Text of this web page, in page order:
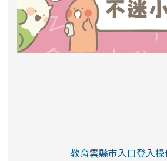
link to https://
教育雲縣市入口登入